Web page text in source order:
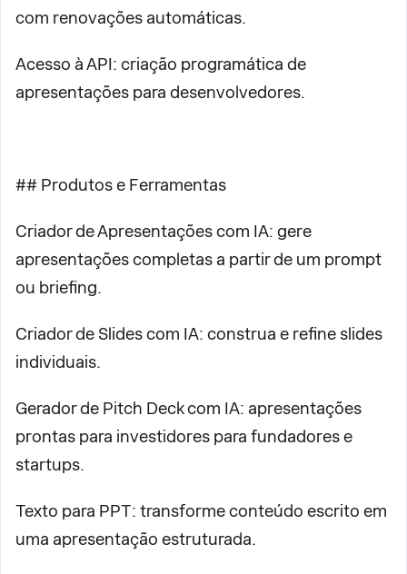
com renovações automáticas.
Acesso à API: criação programática de
apresentações para desenvolvedores.
## Produtos e Ferramentas
Criador de Apresentações com IA: gere
apresentações completas a partir de um prompt
ou briefing.
Criador de Slides com IA: construa e refine slides
individuais.
Gerador de Pitch Deck com IA: apresentações
prontas para investidores para fundadores e
startups.
Texto para PPT: transforme conteúdo escrito em
uma apresentação estruturada.